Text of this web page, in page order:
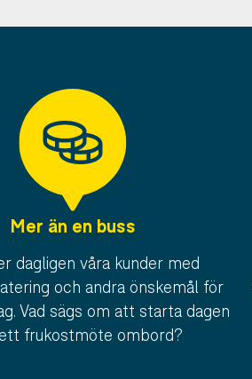
Mer än en buss
dagligen våra kunder med
och andra önskemål för
Vad sägs om att starta dagen
frukostmöte ombord?